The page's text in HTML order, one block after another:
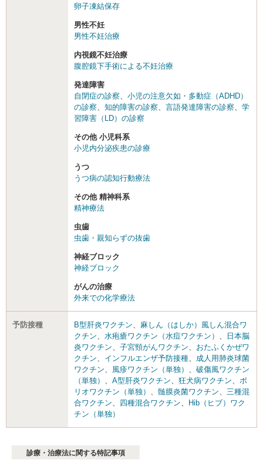
卵子凍結保存
男性不妊
男性不妊治療
内視鏡不妊治療
腹腔鏡下手術による不妊治療
発達障害
自閉症の診察
小児の注意欠如・多動症（ADHD）
の診察
知的障害の診察 言語発達障害の診察
学
習障害（LD）の診察
その他 小児科系
小児内分泌疾患の診療
うつ
うつ病の認知行動療法
その他 精神科系
精神療法
虫歯
虫歯・親知らずの抜歯
神経ブロック
神経ブロック
がんの治療
外来での化学療法
予防接種 B型肝炎ワクチン
麻しん（はしか）風しん混合ワ
クチン
水疱瘡ワクチン（水痘ワクチン）
日本脳
炎ワクチン
子宮頸がんワクチン
おたふくかぜワ
クチン
インフルエンザ予防接種
成人用肺炎球菌
ワクチン
風疹ワクチン（単独）
破傷風ワクチン
（単独）
A型肝炎ワクチン 狂犬病ワクチン
ポ
リオワクチン（単独）
髄膜炎菌ワクチン
三種混
合ワクチン
四種混合ワクチン
Hib（ヒブ）ワク
チン（単独）
診療・治療法に関する特記事項